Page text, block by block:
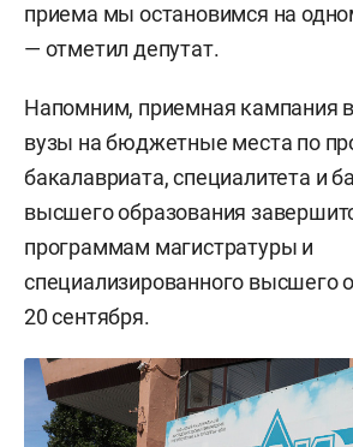
приема мы остановимся на
— отметил депутат.
Напомним, приемная кампания
вузы на бюджетные места по
бакалавриата, специалитета и
высшего образования
программам магистратуры и
специализированного высшего
20 сентября.